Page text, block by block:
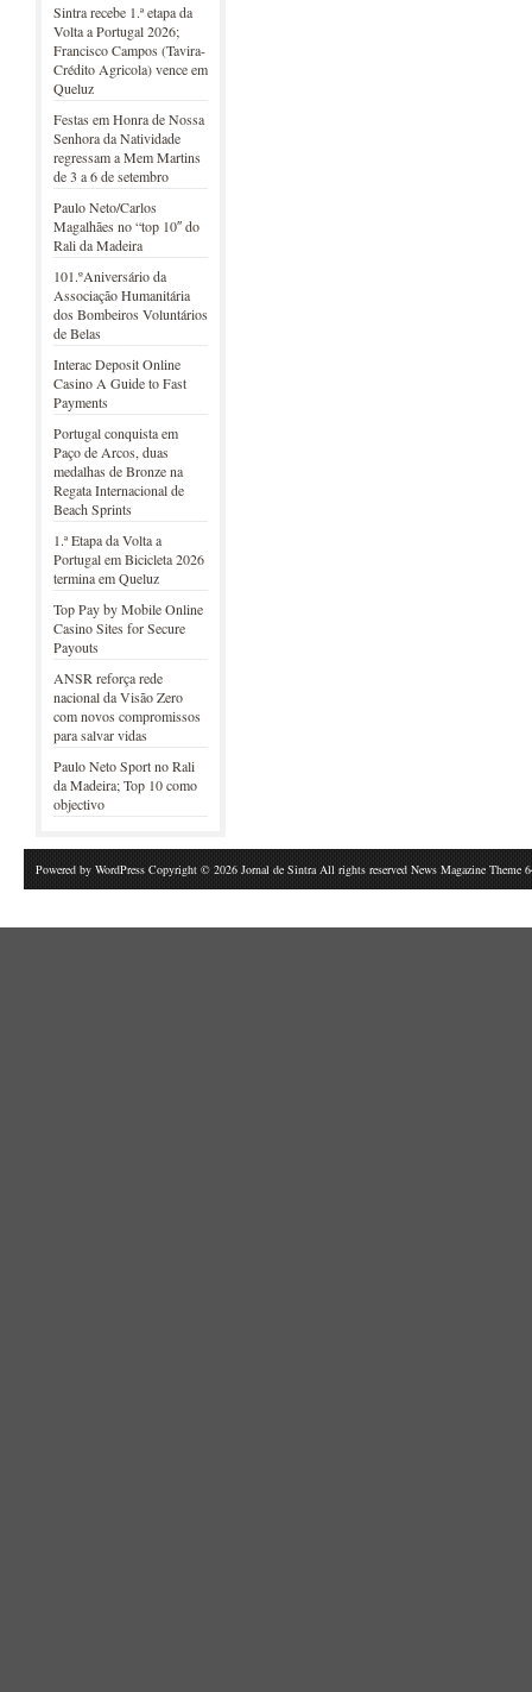
Sintra recebe 1.ª etapa da
Volta a Portugal 2026;
Francisco Campos (Tavira-
Crédito Agricola) vence em
Queluz
Festas em Honra de Nossa
Senhora da Natividade
regressam a Mem Martins
de 3 a 6 de setembro
Paulo Neto/Carlos
Magalhães no “top 10″ do
Rali da Madeira
101.ºAniversário da
Associação Humanitária
dos Bombeiros Voluntários
de Belas
Interac Deposit Online
Casino A Guide to Fast
Payments
Portugal conquista em
Paço de Arcos, duas
medalhas de Bronze na
Regata Internacional de
Beach Sprints
1.ª Etapa da Volta a
Portugal em Bicicleta 2026
termina em Queluz
Top Pay by Mobile Online
Casino Sites for Secure
Payouts
ANSR reforça rede
nacional da Visão Zero
com novos compromissos
para salvar vidas
Paulo Neto Sport no Rali
da Madeira; Top 10 como
objectivo
Powered by WordPress Copyright © 2026 Jornal de Sintra All rights reserved News Magazine Theme